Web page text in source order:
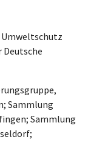
Umweltschutz
Sammlung
Sammlung